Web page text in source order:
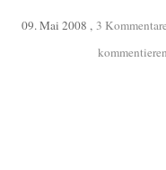
3
09. Mai 2008 ,